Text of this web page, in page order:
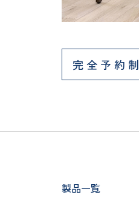
完全予約制
製品一覧